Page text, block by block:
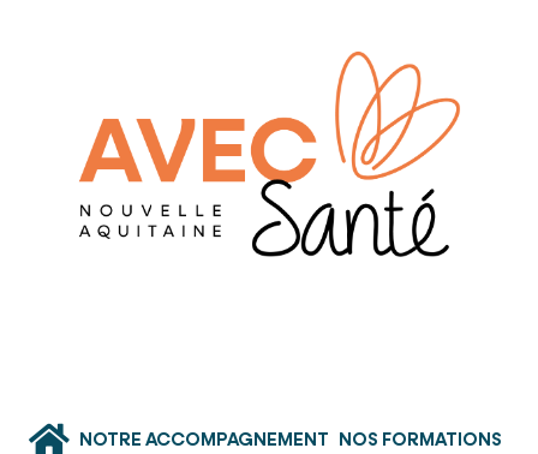
NOTRE ACCOMPAGNEMENT NOS FORMATIONS